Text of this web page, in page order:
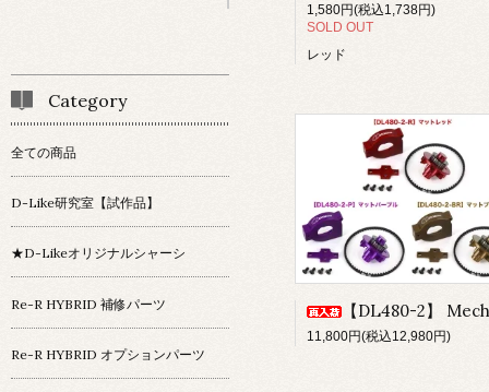
1,580円(税込1,738円)
SOLD OUT
レッド
【DL480-2】 Mechanical Turbo Fan
11,800円(税込12,980円)
Category
全ての商品
D-Like研究室【試作品】
★D-Likeオリジナルシャーシ
Re-R HYBRID 補修パーツ
Re-R HYBRID オプションパーツ